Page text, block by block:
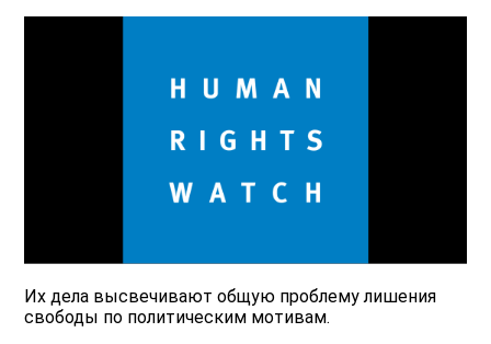
Их дела высвечивают общую проблему лишения
свободы по политическим мотивам.